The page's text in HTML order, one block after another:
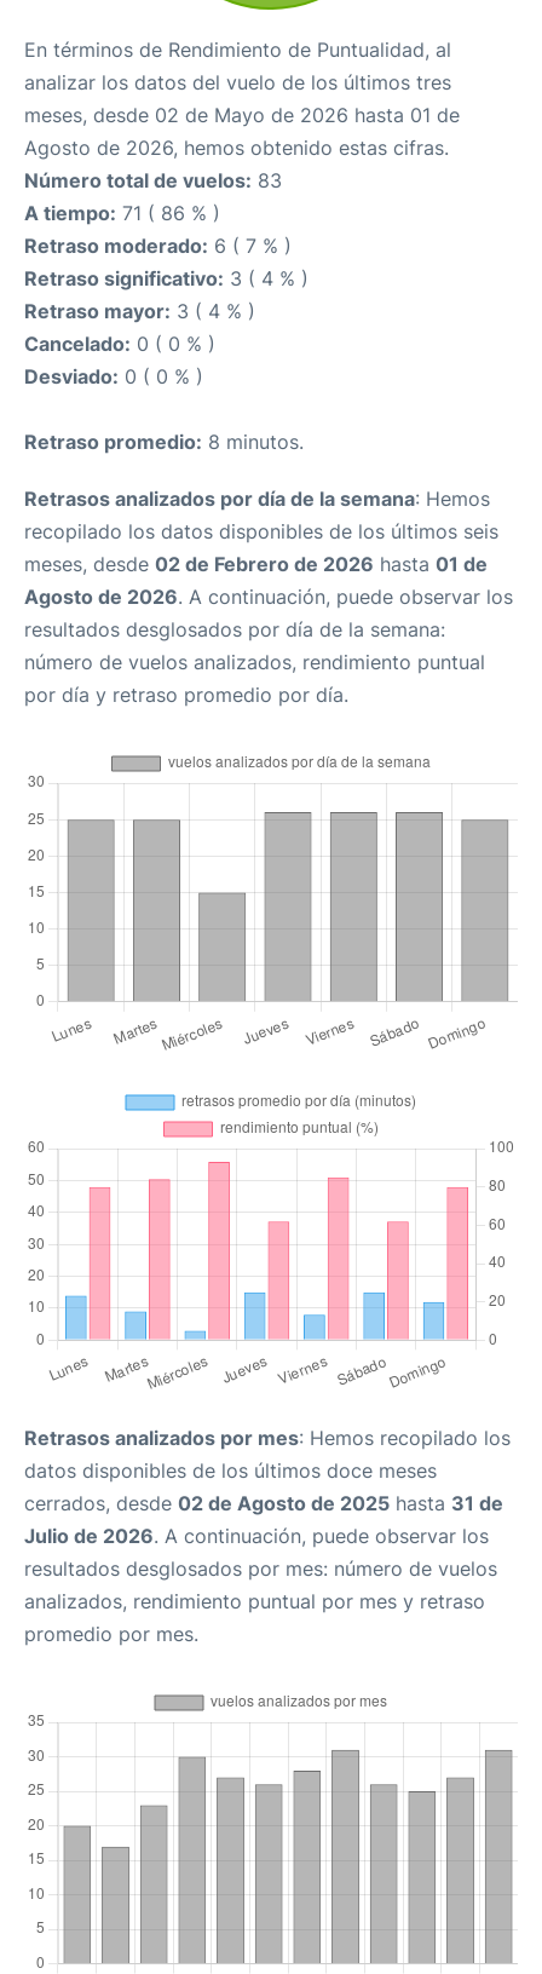
En términos de Rendimiento de Puntualidad, al
analizar los datos del vuelo de los últimos tres
meses, desde 02 de Mayo de 2026 hasta 01 de
Agosto de 2026, hemos obtenido estas cifras.
Número total de vuelos: 83
A tiempo: 71 ( 86 % )
Retraso moderado: 6 ( 7 % )
Retraso significativo: 3 ( 4 % )
Retraso mayor: 3 ( 4 % )
Cancelado: 0 ( 0 % )
Desviado: 0 ( 0 % )
Retraso promedio: 8 minutos.
Retrasos analizados por día de la semana: Hemos
recopilado los datos disponibles de los últimos seis
meses, desde 02 de Febrero de 2026 hasta 01 de
Agosto de 2026. A continuación, puede observar los
resultados desglosados por día de la semana:
número de vuelos analizados, rendimiento puntual
por día y retraso promedio por día.
Retrasos analizados por mes: Hemos recopilado los
datos disponibles de los últimos doce meses
cerrados, desde 02 de Agosto de 2025 hasta 31 de
Julio de 2026. A continuación, puede observar los
resultados desglosados por mes: número de vuelos
analizados, rendimiento puntual por mes y retraso
promedio por mes.